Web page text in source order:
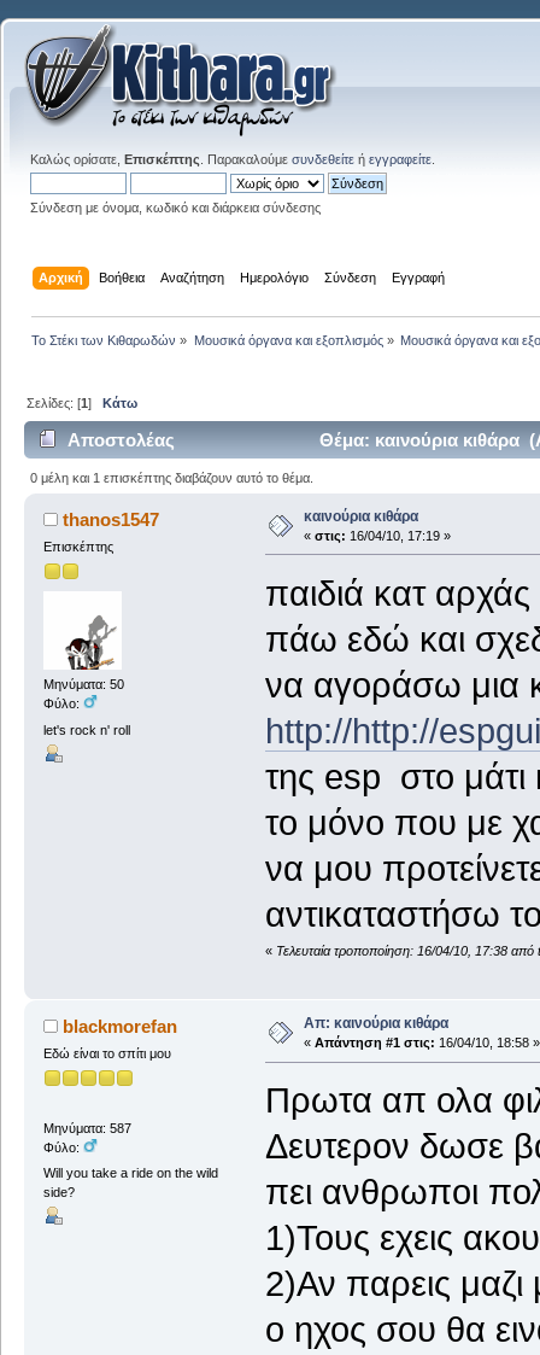
Καλώς ορίσατε, Επισκέπτης . Παρακαλούμε συνδεθείτε ή εγγραφείτε
Σύνδεση με όνομα, κωδικό και διάρκεια σύνδεσης
Αρχική Βοήθεια Αναζήτηση Ημερολόγιο Σύνδεση Εγγραφή
Το Στέκι των Κιθαρωδών » Μουσικά όργανα και εξοπλισμός» Μουσικά όργανα και
Σελίδες: [1]Κάτω
Αποστολέας Θέμα: καινούρια κιθάρα
0 μέλη και 1 επισκέπτης διαβάζουν αυτό το θέμα.
thanos1547
Επισκέπτης
Μηνύματα: 50
Φύλο:
let's rock n' roll
καινούρια κιθάρα
« στις: 16/04/10, 17:19 »
παιδιά κατ
πάω εδώ και
να αγοράσω μια
http://http://
της esp στο
το μόνο που με
να μου
αντικαταστήσω
« Τελευταία τροποποίηση: 16/04/10, 17:38
blackmorefan
Εδώ είναι το σπίτι μου
Μηνύματα: 587
Φύλο:
Will you take a ride on the wild
side?
Απ: καινούρια κιθάρα
« Απάντηση #1 στις: 16/04/10, 18:58 »
Πρωτα απ ολα
Δευτερον δωσε
πει ανθρωποι
1)Τους εχεις
2)Αν παρεις μαζι
ο ηχος σου θα